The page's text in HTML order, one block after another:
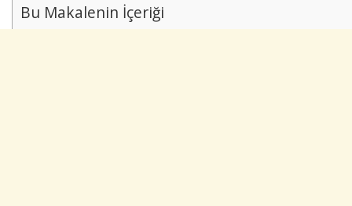
Bu Makalenin İçeriği